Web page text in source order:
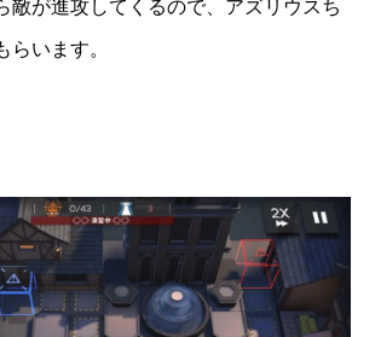
敵が進攻してくるので、アズリウスち
らいます。